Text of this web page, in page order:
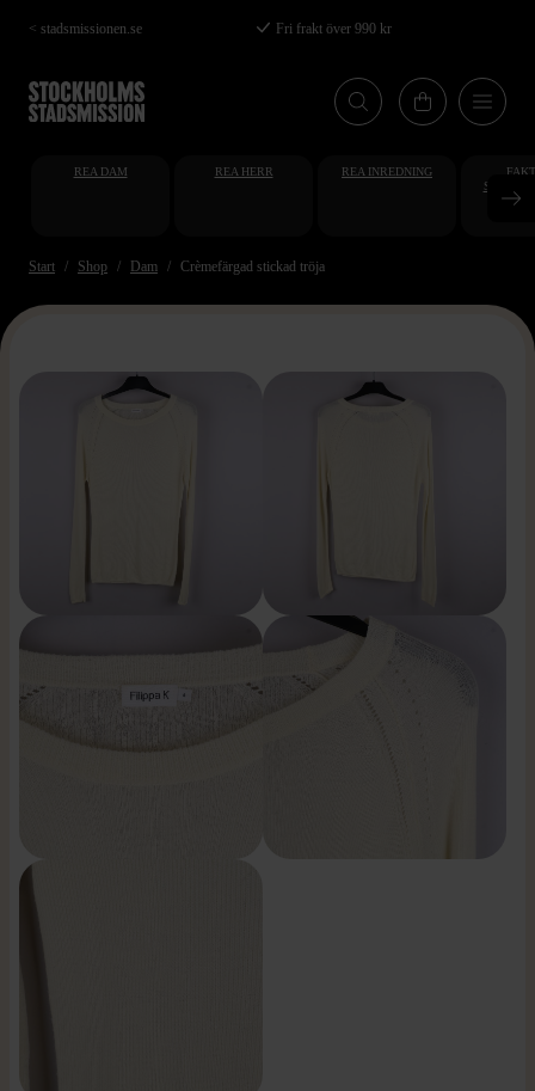
Hoppa
till
huvudinnehåll
< stadsmissionen.se Fri frakt över 990 kr
REA DAM REA HERR REA INREDNING
Start Shop Dam Crèmefärgad stickad tröja